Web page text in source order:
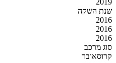
שנת השקה
2016
2016
2016
סוג מרכב
קרוסאובר